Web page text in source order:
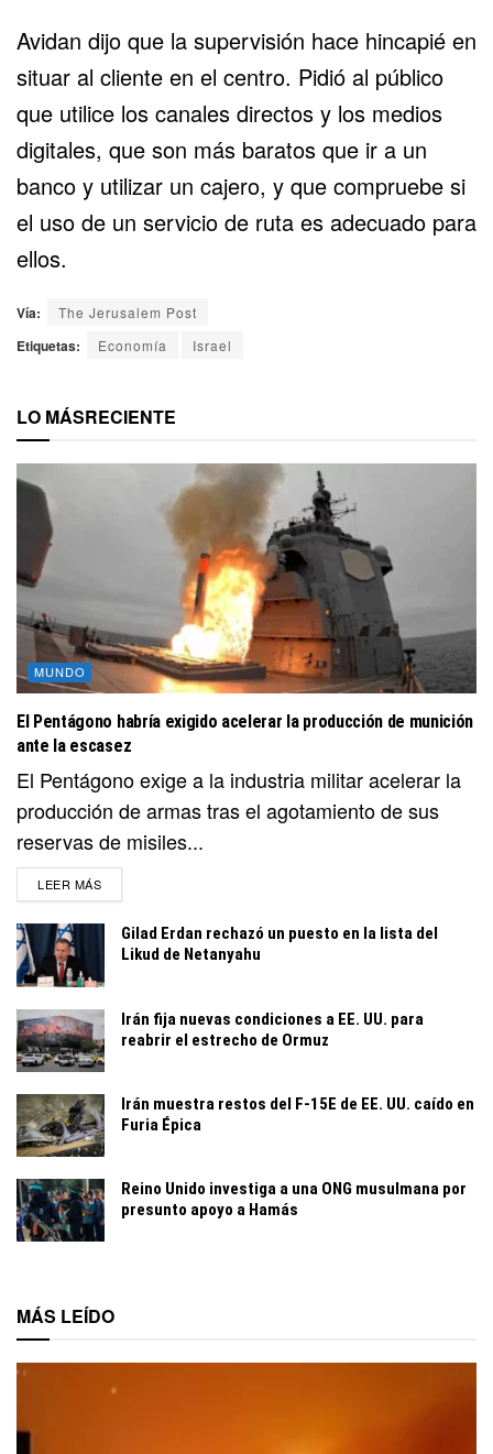
Avidan dijo que la supervisión hace hincapié en
situar al cliente en el centro. Pidió al público
que utilice los canales directos y los medios
digitales, que son más baratos que ir a un
banco y utilizar un cajero, y que compruebe si
el uso de un servicio de ruta es adecuado para
ellos.
Vía: The Jerusalem Post
Etiquetas: Economía Israel
LO MÁSRECIENTE
MUNDO
El Pentágono habría exigido acelerar la producción de munición
ante la escasez
El Pentágono exige a la industria militar acelerar la
producción de armas tras el agotamiento de sus
reservas de misiles...
LEER MÁSDETAILS
Gilad Erdan rechazó un puesto en la lista del
Likud de Netanyahu
Irán fija nuevas condiciones a EE. UU. para
reabrir el estrecho de Ormuz
Irán muestra restos del F-15E de EE. UU. caído en
Furia Épica
Reino Unido investiga a una ONG musulmana por
presunto apoyo a Hamás
MÁS LEÍDO